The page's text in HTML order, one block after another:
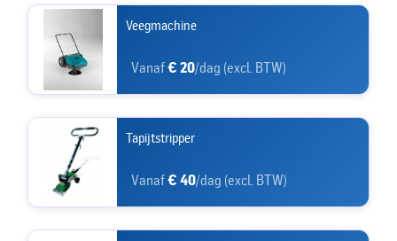
Veegmachine
Vanaf€ 20/dag (excl. BTW)
Tapijtstripper
Vanaf€ 40/dag (excl. BTW)